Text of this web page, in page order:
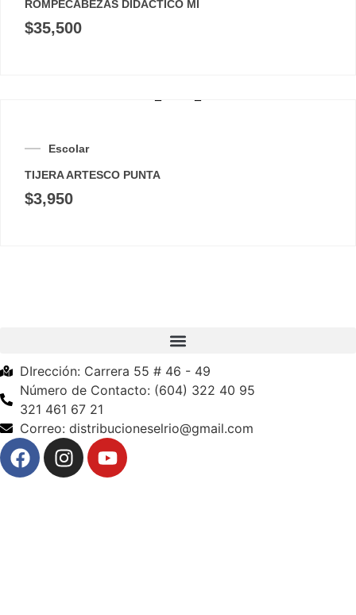
ROMPECABEZAS DIDACTICO MI
$35,500
Escolar
TIJERA ARTESCO PUNTA
$3,950
DIrección: Carrera 55 # 46 - 49
Número de Contacto: (604) 322 40 95
321 461 67 21
Correo: distribucioneselrio@gmail.com